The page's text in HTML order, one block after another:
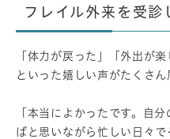
フレイル外来を受診
「体力が戻った」「外出が楽
といった嬉しい声がたくさん
「本当によかったです。自
ばと思いながら忙しい日々